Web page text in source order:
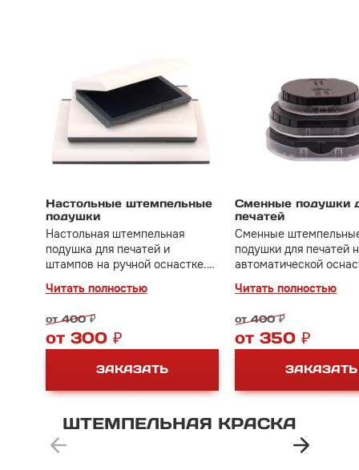
ШТЕМПЕЛЬНАЯ КРАСКА
Настольные штемпельные
подушки
Читать полностью
Настольная штемпельная
подушка для печатей и
штампов на ручной оснастке.
мм до 210*148 мм.
от 400 ₽
от 300 ₽
ЗАКАЗАТЬ
Сменные подушки
печатей
Читать полностью
Сменные
подушки для печатей
автоматической
подушку необходимо
Цена зависит от
оснастки.
от 400 ₽
от 350 ₽
ЗАКАЗАТЬ